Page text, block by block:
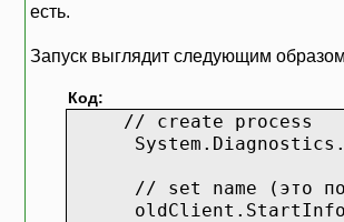
есть.
Запуск выглядит следующим
Код:
// create process
// set name (это